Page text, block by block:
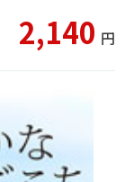
2,140 円